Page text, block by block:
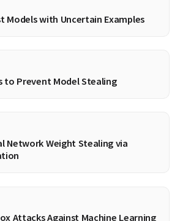
한 결과가 추가적으로 있었다면 각 요소의
수 있을 것 같습니다.